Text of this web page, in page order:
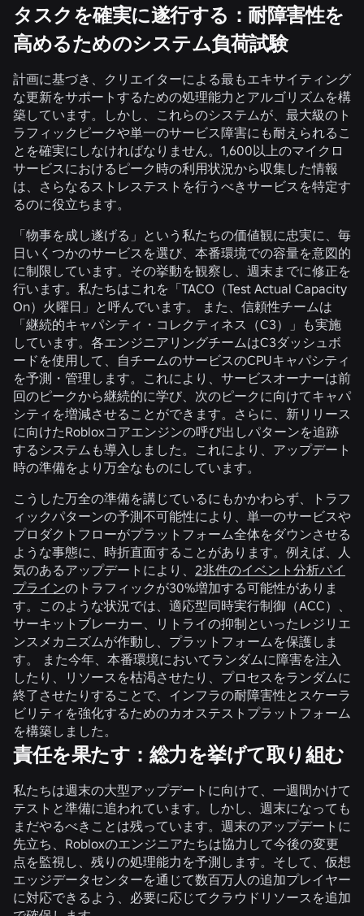
タスクを確実に遂行する：耐障害性を
高めるためのシステム負荷試験
計画に基づき、クリエイターによる最もエキサイティング
な更新をサポートするための処理能力とアルゴリズムを構
築しています。しかし、これらのシステムが、最大級のト
ラフィックピークや単一のサービス障害にも耐えられるこ
とを確実にしなければなりません。1,600以上のマイクロ
サービスにおけるピーク時の利用状況から収集した情報
は、さらなるストレステストを行うべきサービスを特定す
るのに役立ちます。
「物事を成し遂げる」という私たちの価値観に忠実に、毎
日いくつかのサービスを選び、本番環境での容量を意図的
に制限しています。その挙動を観察し、週末までに修正を
行います。私たちはこれを「TACO（Test Actual Capacity
On）火曜日」と呼んでいます。 また、信頼性チームは
「継続的キャパシティ・コレクティネス（C3）」も実施
しています。各エンジニアリングチームはC3ダッシュボ
ードを使用して、自チームのサービスのCPUキャパシティ
を予測・管理します。これにより、サービスオーナーは前
回のピークから継続的に学び、次のピークに向けてキャパ
シティを増減させることができます。さらに、新リリース
に向けたRobloxコアエンジンの呼び出しパターンを追跡
するシステムも導入しました。これにより、アップデート
時の準備をより万全なものにしています。
こうした万全の準備を講じているにもかかわらず、トラフ
ィックパターンの予測不可能性により、単一のサービスや
プロダクトフローがプラットフォーム全体をダウンさせる
ような事態に、時折直面することがあります。例えば、人
気のあるアップデートにより、 2兆件のイベント分析パイ
プラインのトラフィックが30%増加する可能性がありま
す。このような状況では、適応型同時実行制御（ACC）、
サーキットブレーカー、リトライの抑制といったレジリエ
ンスメカニズムが作動し、プラットフォームを保護しま
す。 また今年、本番環境においてランダムに障害を注入
したり、リソースを枯渇させたり、プロセスをランダムに
終了させたりすることで、インフラの耐障害性とスケーラ
ビリティを強化するためのカオステストプラットフォーム
を構築しました。
責任を果たす：総力を挙げて取り組む
私たちは週末の大型アップデートに向けて、一週間かけて
テストと準備に追われています。しかし、週末になっても
まだやるべきことは残っています。週末のアップデートに
先立ち、Robloxのエンジニアたちは協力して今後の変更
点を監視し、残りの処理能力を予測します。そして、仮想
エッジデータセンターを通じて数百万人の追加プレイヤー
に対応できるよう、必要に応じてクラウドリソースを追加